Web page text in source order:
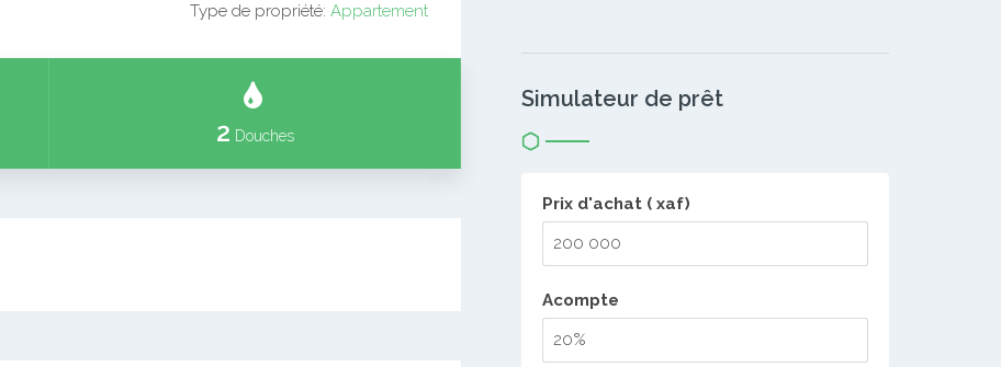
Type de propriété: Appartement
2 Douches
Simulateur de prêt
Prix d'achat ( xaf)
Acompte